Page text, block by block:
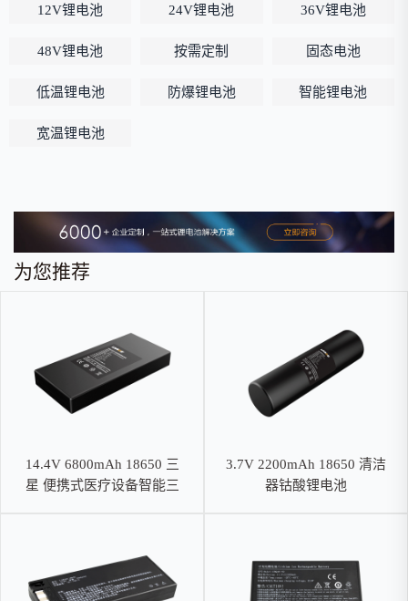
12V锂电池 24V锂电池 36V锂电池
48V锂电池 按需定制 固态电池
低温锂电池 防爆锂电池 智能锂电池
宽温锂电池
为您推荐
14.4V 6800mAh 18650 三
星 便携式医疗设备智能三
3.7V 2200mAh 18650 清洁
器钴酸锂电池